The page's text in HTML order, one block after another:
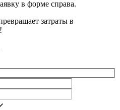
в форме справа.
затраты в